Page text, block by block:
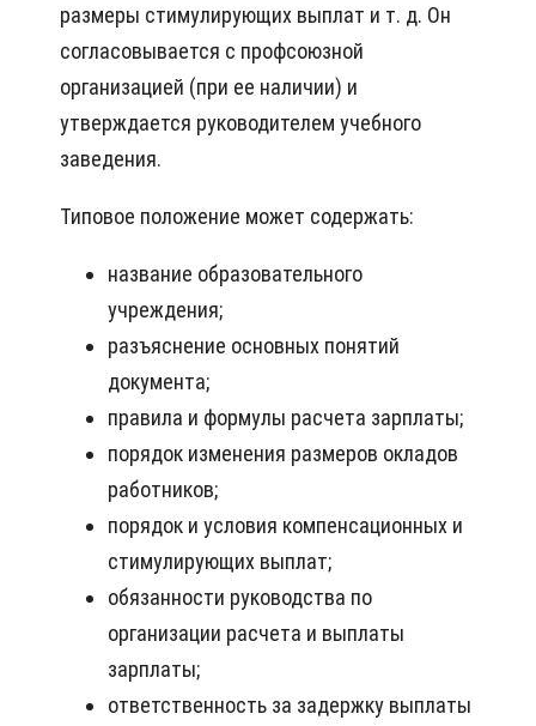
размеры стимулирующих выплат и т. д. Он
согласовывается с профсоюзной
организацией (при ее наличии) и
утверждается руководителем учебного
заведения.
Типовое положение может содержать:
название образовательного
учреждения;
разъяснение основных понятий
документа;
правила и формулы расчета зарплаты;
порядок изменения размеров окладов
работников;
порядок и условия компенсационных и
стимулирующих выплат;
обязанности руководства по
организации расчета и выплаты
зарплаты;
ответственность за задержку выплаты